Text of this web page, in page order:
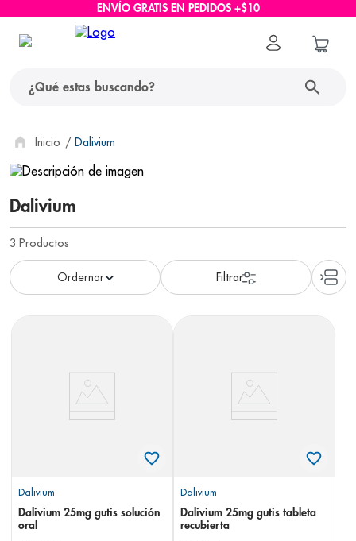
ENVÍO GRATIS EN PEDIDOS +$10
Dalivium
Dalivium
3 Productos
Dalivium
Dalivium 25mg gutis solución
oral
Dalivium
Dalivium 25mg gutis tableta
recubierta
términos más buscados
1. protector solar
2. pañales
3
4. cerave
6. shampoo
panolini
pediasure